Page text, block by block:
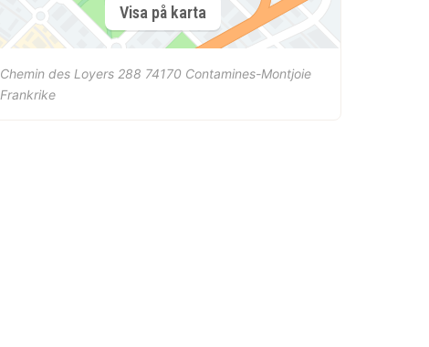
Visa på karta
Chemin des Loyers 288 74170 Contamines-Montjoie
Frankrike